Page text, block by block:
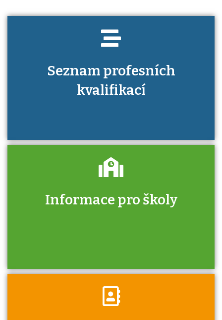
Seznam profesních
kvalifikací
Informace pro školy
Zjistěte, jak se přihlásit ke zkoušce a kde